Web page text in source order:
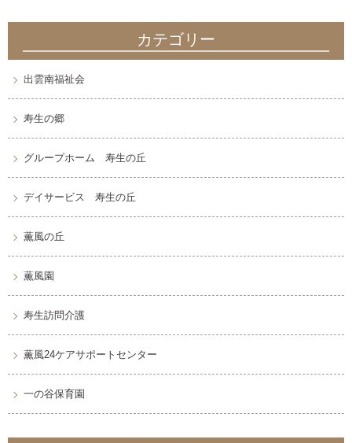
カテゴリー
出雲南福祉会
寿生の郷
グループホーム 寿生の丘
デイサービス 寿生の丘
薫風の丘
薫風園
寿生訪問介護
薫風24ケアサポートセンター
一の谷保育園